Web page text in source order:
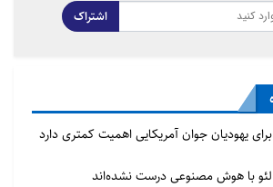
به اين لحظه هيچ منبع رسمي سعودي يا
اشتراک
یهودیان جوان آمریکایی اهمیت کمتری دارد
با هوش مصنوعی درست نشده‌اند